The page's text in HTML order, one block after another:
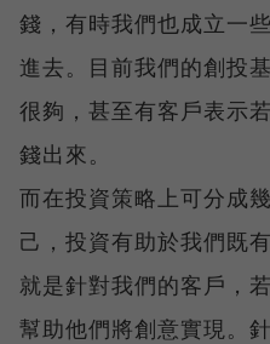
錢，有時我們也成立一
進去。目前我們的創投
很夠，甚至有客戶表示
錢出來。
而在投資策略上可分成
己，投資有助於我們既
就是針對我們的客戶，
幫助他們將創意實現。